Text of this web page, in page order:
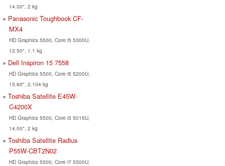
14.00", 2 kg
Panasonic Toughbook CF-
MX4
HD Graphics 5500, Core i5 5300U,
12.50", 1.1 kg
Dell Inspiron 15 7558
HD Graphics 5500, Core i5 5200U,
15.60", 2.104 kg
Toshiba Satellite E45W-
C4200X
HD Graphics 5500, Core i3 5015U,
14.00", 2 kg
Toshiba Satellite Radius
P55W-CBT2N02
HD Graphics 5500, Core i7 5500U,